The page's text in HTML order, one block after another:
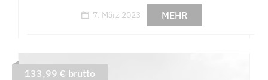
7. März 2023 MEHR
133,99 € brutto